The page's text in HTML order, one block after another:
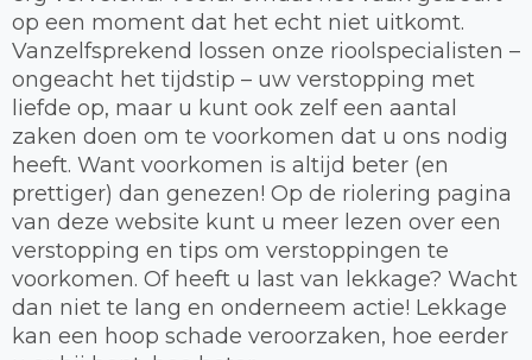
op een moment dat het echt niet uitkomt.
Vanzelfsprekend lossen onze rioolspecialisten –
ongeacht het tijdstip – uw verstopping met
liefde op, maar u kunt ook zelf een aantal
zaken doen om te voorkomen dat u ons nodig
heeft. Want voorkomen is altijd beter (en
prettiger) dan genezen! Op de riolering pagina
van deze website kunt u meer lezen over een
verstopping en tips om verstoppingen te
voorkomen. Of heeft u last van lekkage? Wacht
dan niet te lang en onderneem actie! Lekkage
kan een hoop schade veroorzaken, hoe eerder